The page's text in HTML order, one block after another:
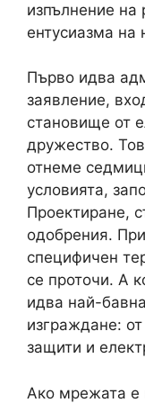
изпълнение на
ентусиазма на
Първо идва
заявление,
становище от
дружество.
отнеме
условията,
Проектиране,
одобрения.
специфичен
се проточи. А
идва най-
изграждане:
защити и
Ако мрежата е